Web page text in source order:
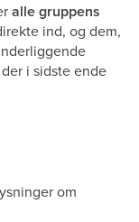
alle gruppens
ind, og dem,
i sidste ende
om